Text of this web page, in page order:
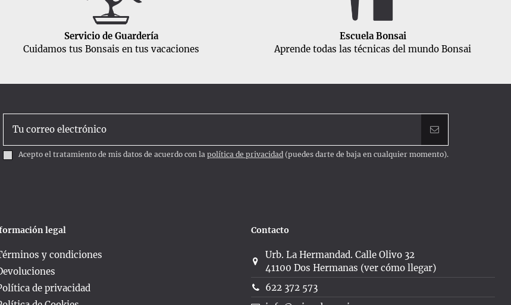
Servicio de Guardería
Cuidamos tus Bonsais en tus vacaciones
Escuela Bonsai
Aprende todas las técnicas del mundo Bonsai
Acepto el tratamiento de mis datos de acuerdo con lapolítica de privacidad (puedes darte de baja en cualquier momento).
legal
y condiciones
de privacidad
Contacto
Urb. La Hermandad. Calle Olivo 32
41100 Dos Hermanas (ver cómo llegar)
622 372 573